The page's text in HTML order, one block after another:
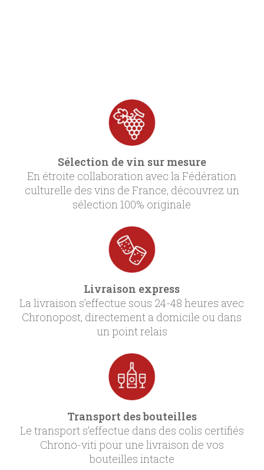
Sélection de vin sur mesure
En étroite collaboration avec la Fédération
culturelle des vins de France, découvrez un
sélection 100% originale
Livraison express
La livraison s’effectue sous 24-48 heures avec
Chronopost, directement a domicile ou dans
un point relais
Transport des bouteilles
Le transport s’effectue dans des colis certifiés
Chrono-viti pour une livraison de vos
bouteilles intacte